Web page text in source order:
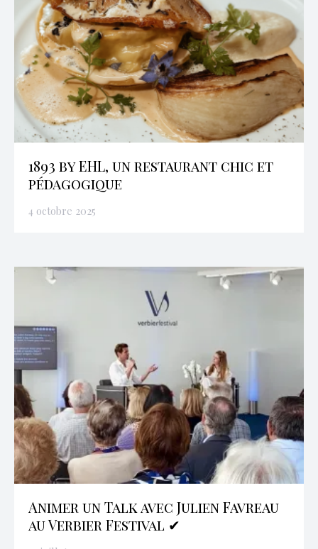
1893 by EHL, un restaurant chic et
pédagogique
4 octobre 2025
Animer un Talk avec Julien Favreau
au Verbier Festival ✔